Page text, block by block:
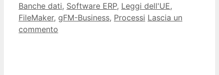
Banche dati, Software ERP, Leggi dell'UE,
FileMaker, gFM-Business, Processi Lascia un
commento